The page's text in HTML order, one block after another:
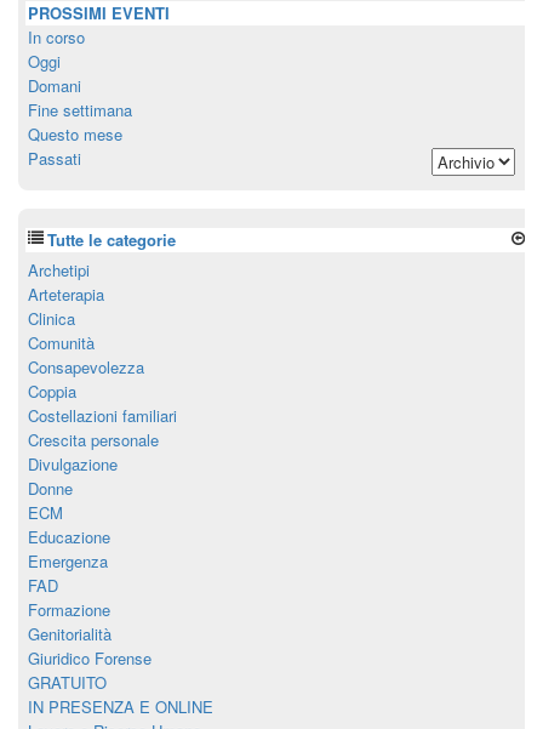
PROSSIMI EVENTI
In corso
Oggi
Domani
Fine settimana
Questo mese
Passati
Tutte le categorie
Archetipi
Arteterapia
Clinica
Comunità
Consapevolezza
Coppia
Costellazioni familiari
Crescita personale
Divulgazione
Donne
ECM
Educazione
Emergenza
FAD
Formazione
Genitorialità
Giuridico Forense
GRATUITO
IN PRESENZA E ONLINE